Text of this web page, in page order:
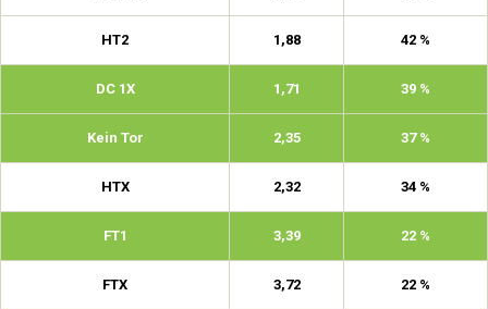
HT2 1,88 42 %
DC 1X 1,71 39 %
Kein Tor 2,35 37 %
HTX 2,32 34 %
FT1 3,39 22 %
FTX 3,72 22 %